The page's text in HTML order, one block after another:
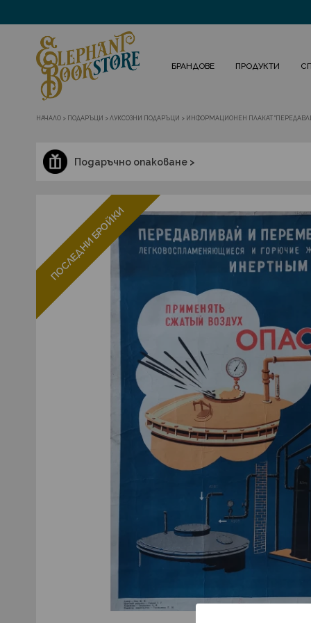
БРАНДОВЕ ПРОДУКТИ
НАЧАЛО > ПОДАРЪЦИ > ЛУКСОЗНИ ПОДАРЪЦИ > ИНФОРМАЦИОНЕН ПЛАКАТ
Подаръчно опаковане >
ПОСЛЕДНИ БРОЙКИ